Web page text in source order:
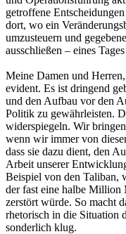
getroffene
dort, wo ein
umzusteuern und
ausschließen – eines
Meine Damen und
evident. Es ist dringend
und den Aufbau vor den
Politik zu gewährleisten.
widerspiegeln. Wir
wenn wir immer von
dass sie dazu dient, den
Arbeit unserer
Beispiel von den Taliban,
der fast eine halbe Million
zerstört würde. So macht
rhetorisch in die Situation
sonderlich klug.